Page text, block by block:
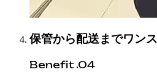
保管から配送までワン
Benefit .04